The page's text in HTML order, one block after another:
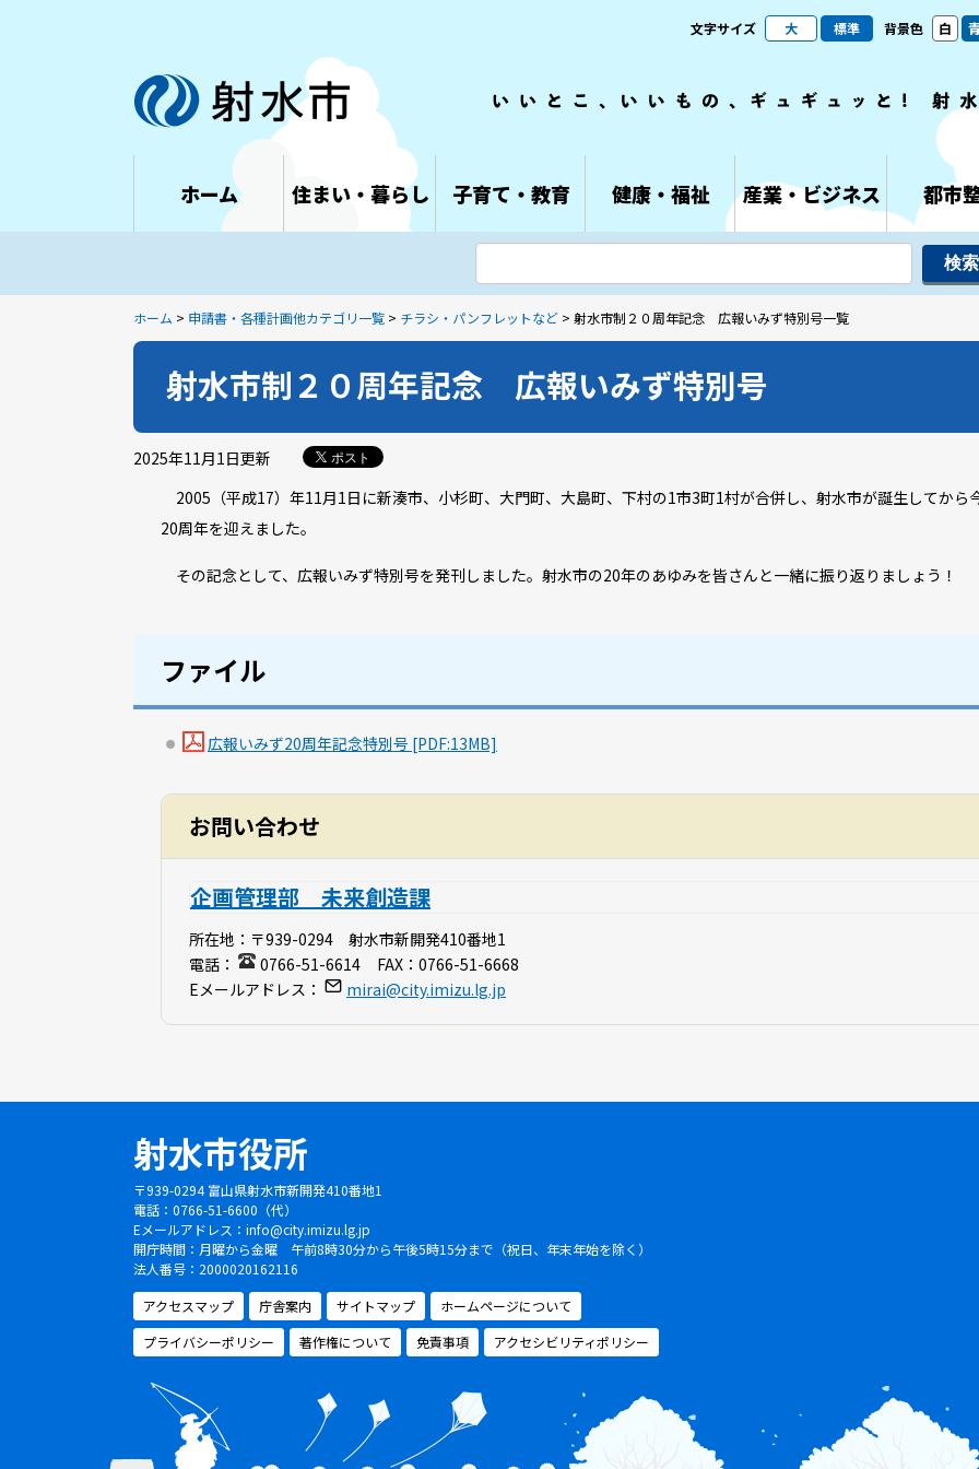
文字サイズ 大 標準 背景色 白
ホーム 住まい・暮らし 子育て・教育 健康・福祉 産業・ビジネス 都市
ホーム > 申請書・各種計画他カテゴリ一覧 > チラシ・パンフレットなど > 射水市制２０周年記念 広報いみず特別号一覧
射水市制２０周年記念 広報いみず特別号
2025年11月1日更新 ポスト
2005（平成17）年11月1日に新湊市、小杉町、大門町、大島町、下村の1市3町1村が合併し、射水市が誕生してから
20周年を迎えました。
その記念として、広報いみず特別号を発刊しました。射水市の20年のあゆみを皆さんと一緒に振り返りましょう！
ファイル
広報いみず20周年記念特別号 [PDF:13MB]
お問い合わせ
企画管理部 未来創造課
所在地： 〒939-0294 射水市新開発410番地1
電話：
0766-51-6614 FAX： 0766-51-6668
Eメールアドレス：
mirai@city.imizu.lg.jp
射水市役所
〒939-0294 富山県射水市新開発410番地1
電話：0766-51-6600（代）
Eメールアドレス： info@city.imizu.lg.jp
開庁時間：月曜から金曜 午前8時30分から午後5時15分まで（祝日、年末年始を除く）
法人番号：2000020162116
アクセスマップ
庁舎案内 サイトマップ
ホームページについて
プライバシーポリシー
著作権について 免責事項 アクセシビリティポリシー